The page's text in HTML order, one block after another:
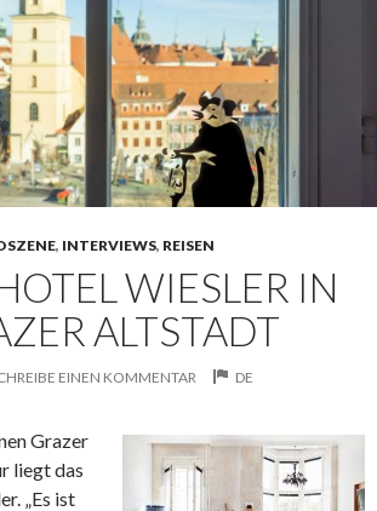
, INTERVIEWS, REISEN
WIESLER IN
ALTSTADT
EINEN KOMMENTAR DE
Grazer
liegt das
„Es ist